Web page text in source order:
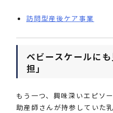
訪問型産後ケア事業
ベビースケールに
担」
もう一つ、興味深いエピソ
助産師さんが持参していた